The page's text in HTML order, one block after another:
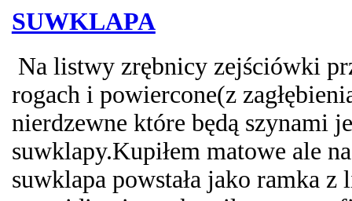
SUWKLAPA
Na listwy zrębnicy zejściówki
rogach i powiercone(z
nierdzewne które będą szynami
suwklapy.Kupiłem matowe ale
suwklapa powstała jako ramka